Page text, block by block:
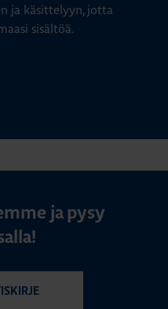
ja käsittelyyn, jotta
sisältöä.
ja pysy